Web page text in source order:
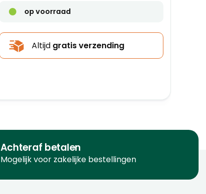
op voorraad
Altijd gratis verzending
Achteraf betalen
Mogelijk voor zakelijke bestellingen